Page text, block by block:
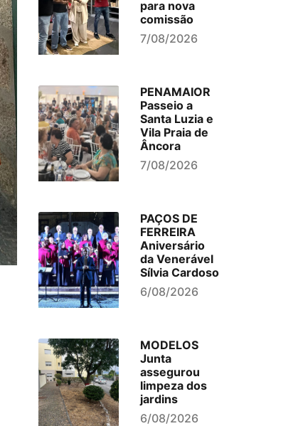
para nova
comissão
7/08/2026
PENAMAIOR
Passeio a
Santa Luzia e
Vila Praia de
Âncora
7/08/2026
PAÇOS DE
FERREIRA
Aniversário
da Venerável
Sílvia Cardoso
6/08/2026
MODELOS
Junta
assegurou
limpeza dos
jardins
6/08/2026